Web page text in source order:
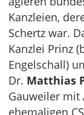
Kanzleien,
Schertz war.
Kanzlei Prinz
Engelschall)
Dr. Matthias
Gauweiler mit
ehemaligen